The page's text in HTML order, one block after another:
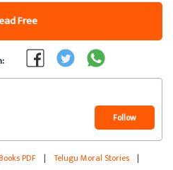
Free
Follow
PDF | Telugu Moral Stories |